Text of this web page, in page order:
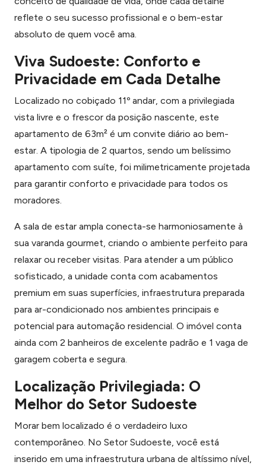
reflete o seu sucesso profissional e o bem-estar
absoluto de quem você ama.
Viva Sudoeste: Conforto e
Privacidade em Cada Detalhe
Localizado no cobiçado 11º andar, com a privilegiada
vista livre e o frescor da posição nascente, este
apartamento de 63m² é um convite diário ao bem-
estar. A tipologia de 2 quartos, sendo um belíssimo
apartamento com suíte, foi milimetricamente projetada
para garantir conforto e privacidade para todos os
moradores.
A sala de estar ampla conecta-se harmoniosamente à
sua varanda gourmet, criando o ambiente perfeito para
relaxar ou receber visitas. Para atender a um público
sofisticado, a unidade conta com acabamentos
premium em suas superfícies, infraestrutura preparada
para ar-condicionado nos ambientes principais e
potencial para automação residencial. O imóvel conta
ainda com 2 banheiros de excelente padrão e 1 vaga de
garagem coberta e segura.
Localização Privilegiada: O
Melhor do Setor Sudoeste
Morar bem localizado é o verdadeiro luxo
contemporâneo. No Setor Sudoeste, você está
inserido em uma infraestrutura urbana de altíssimo nível,